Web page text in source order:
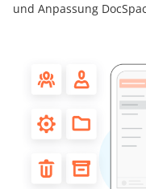
und Anpassung